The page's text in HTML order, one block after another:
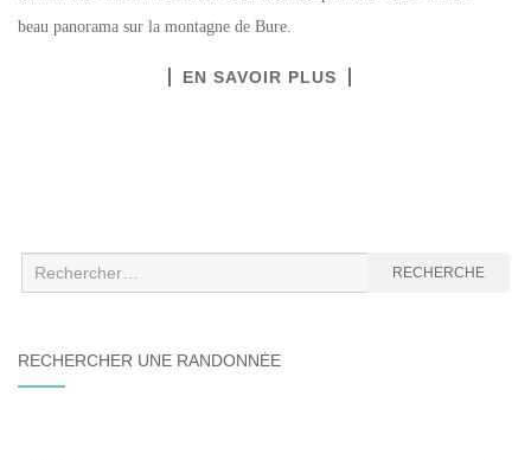
beau panorama sur la montagne de Bure.
EN SAVOIR PLUS
Recherche
:
RECHERCHE
RECHERCHER UNE RANDONNÉE